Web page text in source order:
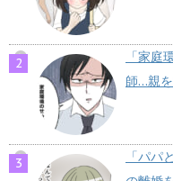
「家庭
師…親
「パパ